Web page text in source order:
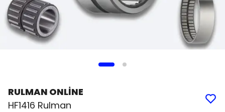
RULMAN ONLİNE
HF1416 Rulman